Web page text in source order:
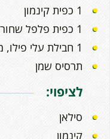
1 כפית קינמון
1 כפית פלפל שחור
1 חבילת עלי פילו, מופשרת לילה במקרר
תרסיס שמן
לציפוי:
סילאן
קינמון